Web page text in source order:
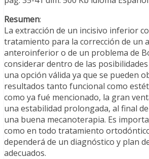
Resumen:
La extracción de un incisivo inferior
tratamiento para la corrección de un
anteroinferior o de un problema de
considerar dentro de las
una opción válida ya que se pueden
resultados tanto funcional como
como ya fué mencionado, la gran
una estabilidad prolongada, al final
una buena mecanoterapia. Es
como en todo tratamiento
dependerá de un diagnóstico y plan
adecuados.